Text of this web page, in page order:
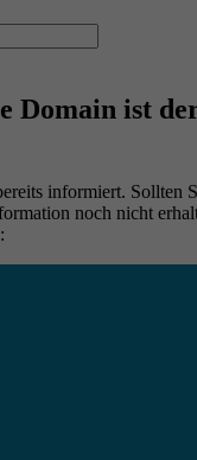
Domain ist
informiert. Sollten
noch nicht